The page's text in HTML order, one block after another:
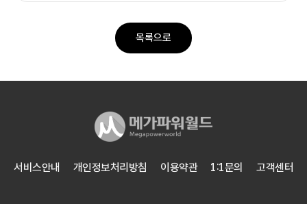
목록으로
서비스안내 개인정보처리방침 이용약관 1:1문의 고객센터